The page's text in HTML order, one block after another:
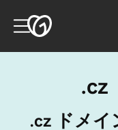
.cz
.cz ドメイ